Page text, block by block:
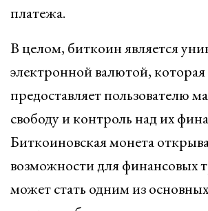
платежа.
В целом, биткоин является
электронной валютой, которая
предоставляет пользователю
свободу и контроль над их
Биткоиновская монета
возможности для финансовых
может стать одним из